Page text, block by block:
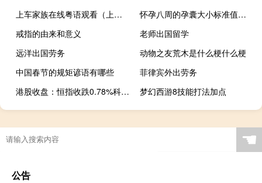
上车家族在线粤语观看（上车不落则著作体中何如则秘书）
怀孕八周的孕囊大小标准值（8周孕囊大小看性别公式）
戒指的由来和意义
老师出国留学
远洋出国劳务
动物之友荒木是什么梗什么梗
中国春节的规矩谚语有哪些
菲律宾外出劳务
港股收盘：恒指收跌0.78%科指收跌1.71%
梦幻西游8技能打法加点
☚
公告